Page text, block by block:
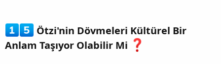
Ötzi'nin Dövmeleri Kültürel Bir
Anlam Taşıyor Olabilir Mi